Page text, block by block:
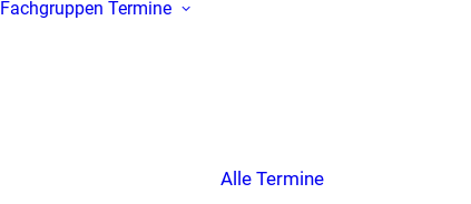
Fachgruppen Termine
Alle Termine